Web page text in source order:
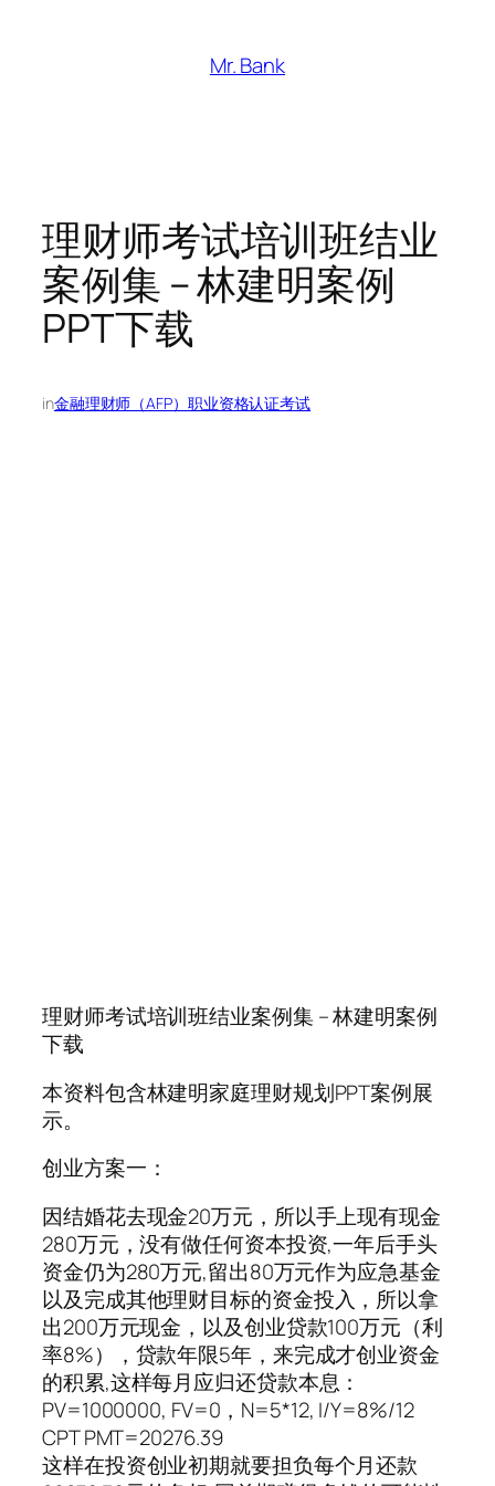
Mr. Bank
理财师考试培训班结业
案例集 – 林建明案例
PPT下载
in金融理财师（AFP）职业资格认证考试
理财师考试培训班结业案例集 – 林建明案例
下载
本资料包含林建明家庭理财规划PPT案例展
示。
创业方案一：
因结婚花去现金20万元，所以手上现有现金
280万元，没有做任何资本投资,一年后手头
资金仍为280万元,留出80万元作为应急基金
以及完成其他理财目标的资金投入，所以拿
出200万元现金，以及创业贷款100万元（利
率8%），贷款年限5年，来完成才创业资金
的积累,这样每月应归还贷款本息：
PV=1000000, FV=0，N=5*12, I/Y=8%/12
CPT PMT=20276.39
这样在投资创业初期就要担负每个月还款